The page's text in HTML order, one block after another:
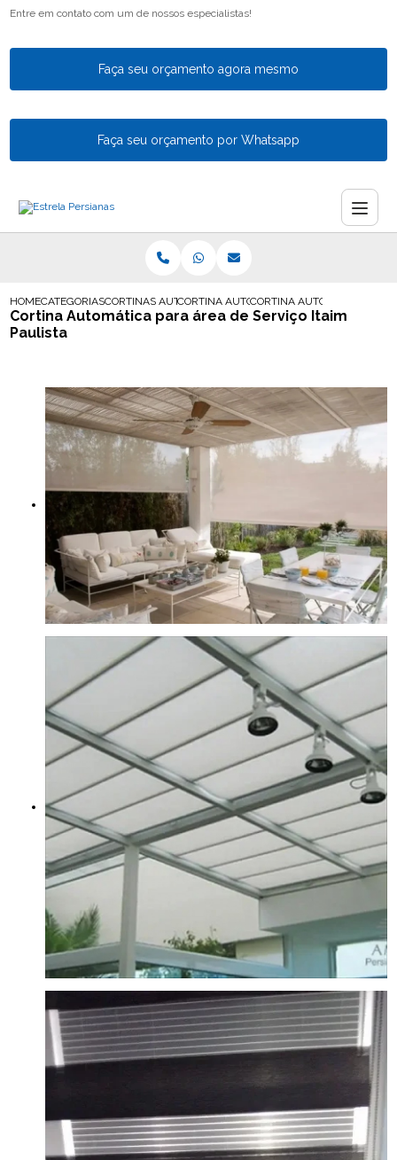
Entre em contato com um de nossos especialistas!
Faça seu orçamento agora mesmo
Faça seu orçamento por Whatsapp
HOMECATEGORIASCORTINAS AUTOMATICASCORTINA AUTOMATICA PARA VARANDA
CORTINA AUTOMATICA
Cortina Automática para área de Serviço Itaim
Paulista